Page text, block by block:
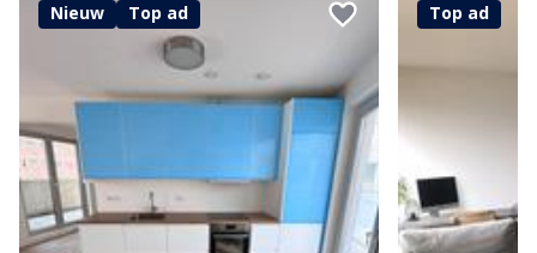
Nieuw Top ad Top ad